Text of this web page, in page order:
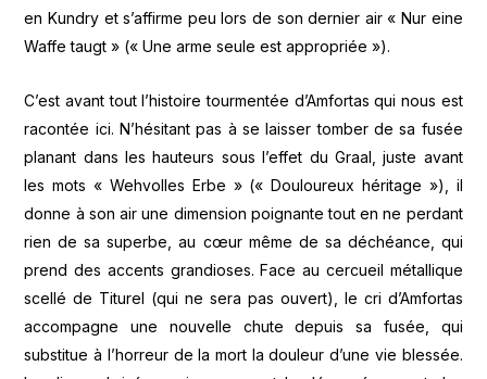
en Kundry et s’affirme peu lors de son dernier air « Nur eine
Waffe taugt » (« Une arme seule est appropriée »).
C’est avant tout l’histoire tourmentée d’Amfortas qui nous est
racontée ici. N’hésitant pas à se laisser tomber de sa fusée
planant dans les hauteurs sous l’effet du Graal, juste avant
les mots « Wehvolles Erbe » (« Douloureux héritage »), il
donne à son air une dimension poignante tout en ne perdant
rien de sa superbe, au cœur même de sa déchéance, qui
prend des accents grandioses. Face au cercueil métallique
scellé de Titurel (qui ne sera pas ouvert), le cri d’Amfortas
accompagne une nouvelle chute depuis sa fusée, qui
substitue à l’horreur de la mort la douleur d’une vie blessée.